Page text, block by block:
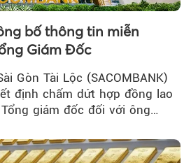
bố thông tin miễn
Giám Đốc
Gòn Tài Lộc (SACOMBANK)
định chấm dứt hợp đồng lao
giám đốc đối với ông